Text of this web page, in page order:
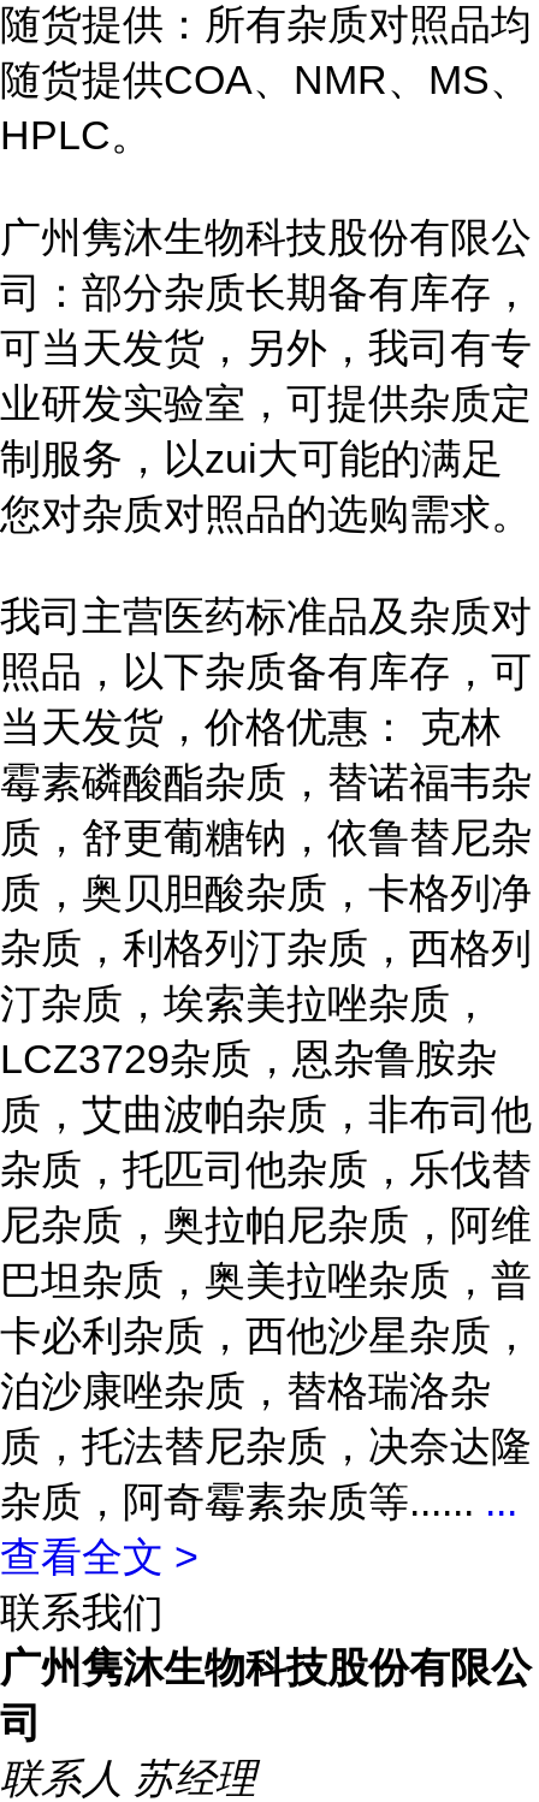
随货提供：所有杂质对照品均
随货提供COA、NMR、MS、
HPLC。
广州隽沐生物科技股份有限公
司：部分杂质长期备有库存，
可当天发货，另外，我司有专
业研发实验室，可提供杂质定
制服务，以zui大可能的满足
您对杂质对照品的选购需求。
我司主营医药标准品及杂质对
照品，以下杂质备有库存，可
当天发货，价格优惠： 克林
霉素磷酸酯杂质，替诺福韦杂
质，舒更葡糖钠，依鲁替尼杂
质，奥贝胆酸杂质，卡格列净
杂质，利格列汀杂质，西格列
汀杂质，埃索美拉唑杂质，
LCZ3729杂质，恩杂鲁胺杂
质，艾曲波帕杂质，非布司他
杂质，托匹司他杂质，乐伐替
尼杂质，奥拉帕尼杂质，阿维
巴坦杂质，奥美拉唑杂质，普
卡必利杂质，西他沙星杂质，
泊沙康唑杂质，替格瑞洛杂
质，托法替尼杂质，决奈达隆
杂质，阿奇霉素杂质等...... ...
查看全文 >
联系我们
广州隽沐生物科技股份有限公
司
联系人 苏经理